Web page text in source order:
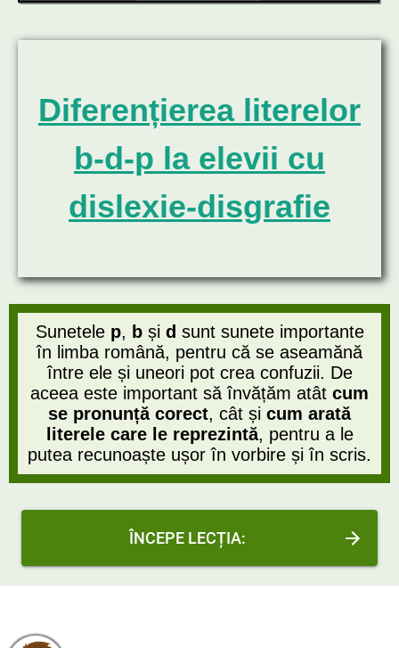
Diferențierea literelor
b-d-p la elevii cu
dislexie-disgrafie
Sunetele p, bși d sunt sunete importante
în limba română, pentru că se aseamănă
între ele și uneori pot crea confuzii. De
aceea este important să învățăm atât cum
se pronunță corect, cât și cum arată
literele care le reprezintă, pentru a le
putea recunoaște ușor în vorbire și în scris.
ÎNCEPE LECȚIA: